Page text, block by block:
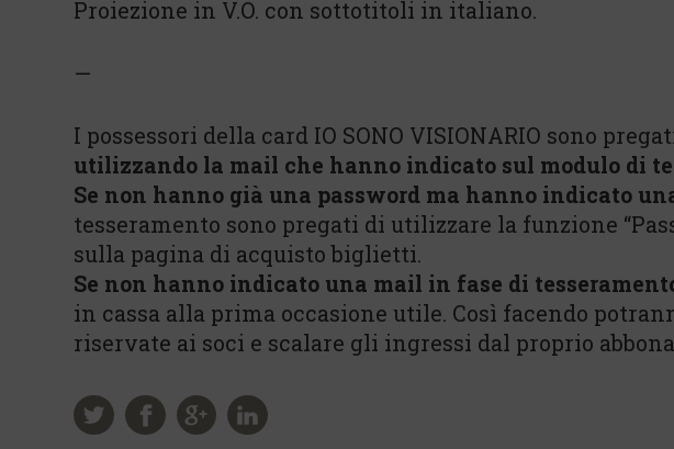
Proiezione in V.O. con sottotitoli in italiano.
—
I possessori della card IO SONO VISIONARIO sono
utilizzando la mail che hanno indicato sul modulo di
Se non hanno già una password ma hanno indicato
tesseramento sono pregati di utilizzare la funzione
sulla pagina di acquisto biglietti.
Se non hanno indicato una mail in fase di
in cassa alla prima occasione utile. Così facendo
riservate ai soci e scalare gli ingressi dal proprio